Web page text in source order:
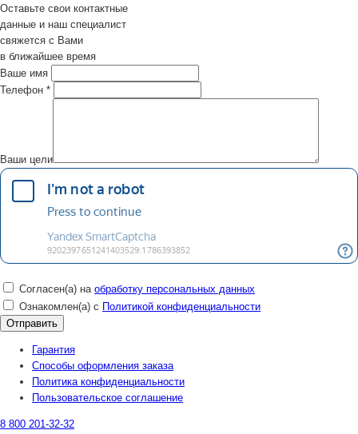
Оставьте свои контактные
данные и наш специалист
свяжется с Вами
в ближайшее время
Ваше имя
Телефон *
Ваши цели
Согласен(а) на обработку персональных данных
Ознакомлен(а) с Политикой конфиденциальности
Гарантия
Способы оформления заказа
Политика конфиденциальности
Пользовательское соглашение
8 800 201-32-32